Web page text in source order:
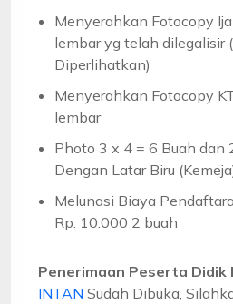
Menyerahkan Fotocopy
lembar yg telah dilegalisir
Diperlihatkan)
Menyerahkan Fotocopy
lembar
Photo 3 x 4 = 6 Buah dan
Dengan Latar Biru
Melunasi Biaya
Rp. 10.000 2 buah
Penerimaan Peserta Didik
INTAN Sudah Dibuka,